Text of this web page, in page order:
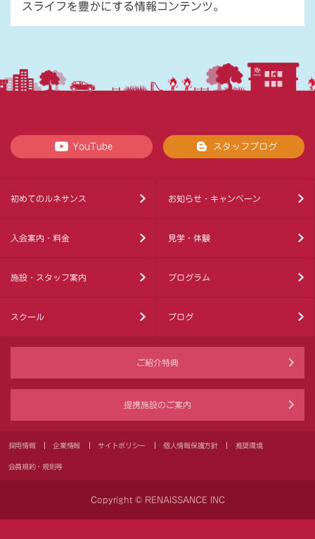
スライフを豊かにする情報コンテンツ。
YouTube スタッフブログ
初めてのルネサンス お知らせ・キャンペーン
入会案内・料金 見学・体験
施設・スタッフ案内 プログラム
スクール ブログ
ご紹介特典
提携施設のご案内
採用情報 企業情報 サイトポリシー 個人情報保護方針 推奨環境
会員規約・規則等
Copyright © RENAISSANCE INC